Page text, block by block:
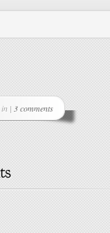
| 3 comments